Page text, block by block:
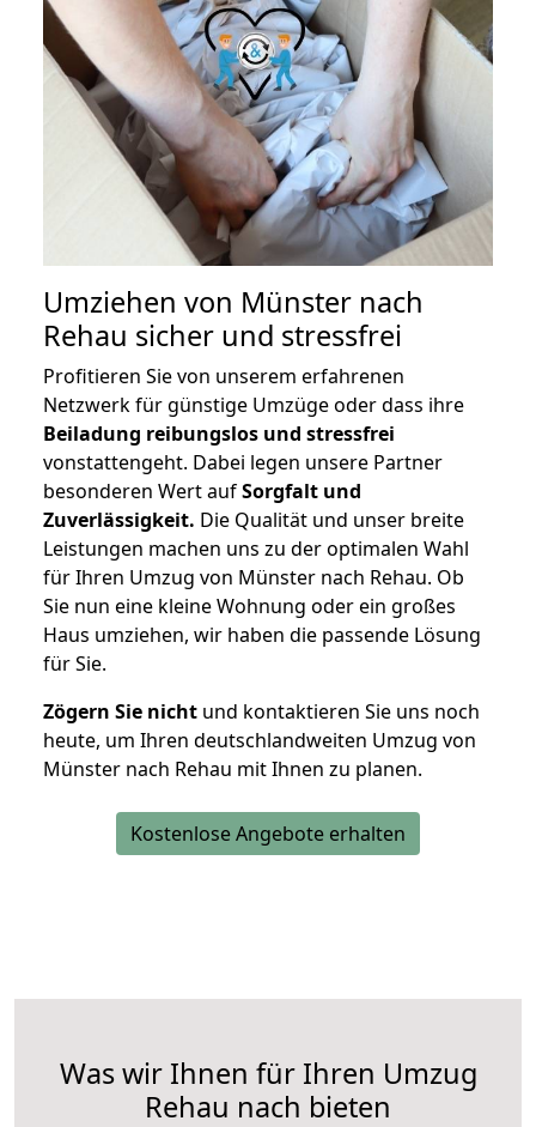
Umziehen von Münster nach
Rehau sicher und stressfrei
Profitieren Sie von unserem erfahrenen
Netzwerk für günstige Umzüge oder dass ihre
Beiladung reibungslos und stressfrei
vonstattengeht. Dabei legen unsere Partner
besonderen Wert aufSorgfalt und
Zuverlässigkeit. Die Qualität und unser breite
Leistungen machen uns zu der optimalen Wahl
für Ihren Umzug von Münster nach Rehau. Ob
Sie nun eine kleine Wohnung oder ein großes
Haus umziehen, wir haben die passende Lösung
für Sie.
Zögern Sie nicht und kontaktieren Sie uns noch
heute, um Ihren deutschlandweiten Umzug von
Münster nach Rehau mit Ihnen zu planen.
Kostenlose Angebote erhalten
Was wir Ihnen für Ihren Umzug
Rehau nach bieten